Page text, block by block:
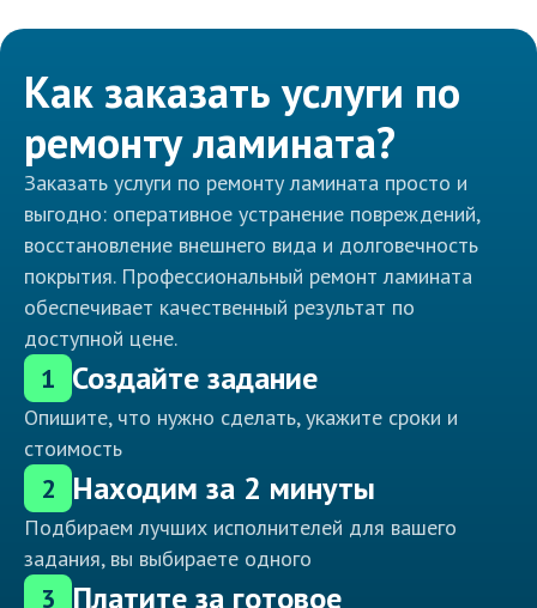
Как заказать услуги по
ремонту ламината?
Заказать услуги по ремонту ламината просто и
выгодно: оперативное устранение повреждений,
восстановление внешнего вида и долговечность
покрытия. Профессиональный ремонт ламината
обеспечивает качественный результат по
доступной цене.
1 Создайте задание
Опишите, что нужно сделать, укажите сроки и
стоимость
2 Находим за 2 минуты
Подбираем лучших исполнителей для вашего
задания, вы выбираете одного
3 Платите за готовое